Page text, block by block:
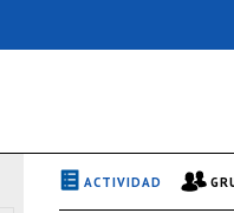
ACTIVIDAD